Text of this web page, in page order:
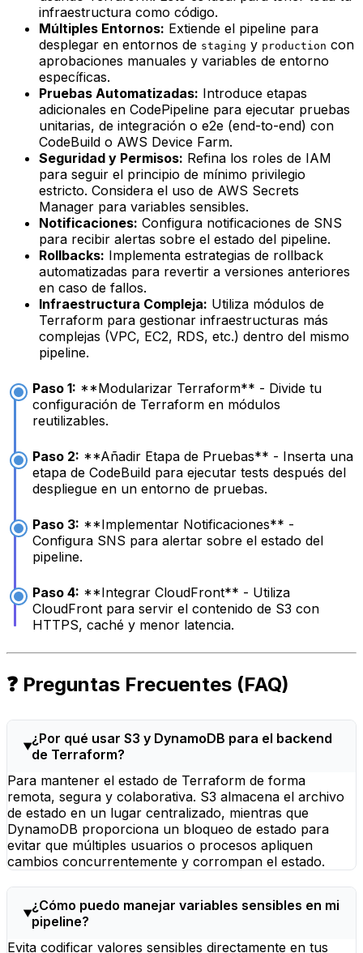
infraestructura como código.
Múltiples Entornos: Extiende el pipeline para
desplegar en entornos de staging y production con
aprobaciones manuales y variables de entorno
específicas.
Pruebas Automatizadas: Introduce etapas
adicionales en CodePipeline para ejecutar pruebas
unitarias, de integración o e2e (end-to-end) con
CodeBuild o AWS Device Farm.
Seguridad y Permisos: Refina los roles de IAM
para seguir el principio de mínimo privilegio
estricto. Considera el uso de AWS Secrets
Manager para variables sensibles.
Notificaciones: Configura notificaciones de SNS
para recibir alertas sobre el estado del pipeline.
Rollbacks: Implementa estrategias de rollback
automatizadas para revertir a versiones anteriores
en caso de fallos.
Infraestructura Compleja: Utiliza módulos de
Terraform para gestionar infraestructuras más
complejas (VPC, EC2, RDS, etc.) dentro del mismo
pipeline.
Paso 1: **Modularizar Terraform** - Divide tu
configuración de Terraform en módulos
reutilizables.
Paso 2: **Añadir Etapa de Pruebas** - Inserta una
etapa de CodeBuild para ejecutar tests después del
despliegue en un entorno de pruebas.
Paso 3: **Implementar Notificaciones** -
Configura SNS para alertar sobre el estado del
pipeline.
Paso 4: **Integrar CloudFront** - Utiliza
CloudFront para servir el contenido de S3 con
HTTPS, caché y menor latencia.
❓ Preguntas Frecuentes (FAQ)
¿Por qué usar S3 y DynamoDB para el backend
de Terraform?
Para mantener el estado de Terraform de forma
remota, segura y colaborativa. S3 almacena el archivo
de estado en un lugar centralizado, mientras que
DynamoDB proporciona un bloqueo de estado para
evitar que múltiples usuarios o procesos apliquen
cambios concurrentemente y corrompan el estado.
¿Cómo puedo manejar variables sensibles en mi
pipeline?
Evita codificar valores sensibles directamente en tus